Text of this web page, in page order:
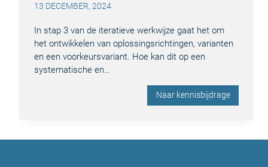
13 DECEMBER, 2024
In stap 3 van de iteratieve werkwijze gaat het om
het ontwikkelen van oplossingsrichtingen, varianten
en een voorkeursvariant. Hoe kan dit op een
systematische en…
Naar kennisbijdrage